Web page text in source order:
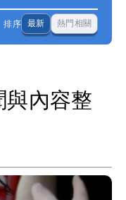
排序 最新 熱門相關
內容整